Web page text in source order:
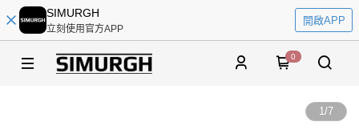
SIMURGH
立刻使用官方APP
開啟APP
0
1/7